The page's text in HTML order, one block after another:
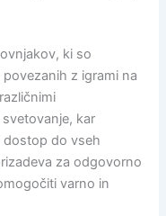
ki so
z igrami na
kar
dostop do vseh
za odgovorno
varno in